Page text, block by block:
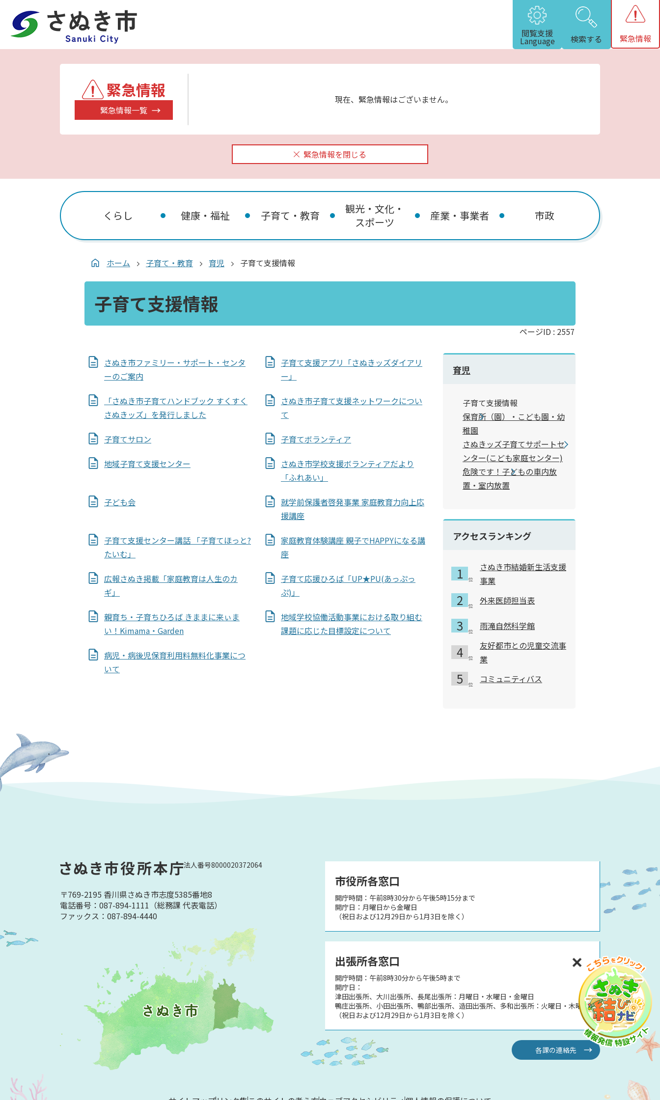
閲覧支援
Language 検索する 緊急情報
緊急情報
緊急情報一覧
現在、緊急情報はございません。
緊急情報を閉じる
くらし 健康・福祉 子育て・教育
観光・文化・
スポーツ
産業・事業者 市政
ホーム 子育て・教育 育児 子育て支援情報
子育て支援情報
ページID : 2557
さぬき市ファミリー・サポート・センタ
ーのご案内
子育て支援アプリ「さぬきッズダイアリ
ー」
「さぬき市子育てハンドブック すくすく
さぬきッズ」を発行しました
さぬき市子育て支援ネットワークについ
て
子育てサロン 子育てボランティア
地域子育て支援センター
さぬき市学校支援ボランティアだより
「ふれあい」
子ども会
就学前保護者啓発事業 家庭教育力向上応
援講座
子育て支援センター講話 「子育てほっと?
たいむ」
家庭教育体験講座 親子でHAPPYになる講
座
広報さぬき掲載「家庭教育は人生のカ
ギ」
子育て応援ひろば「UP★PU(あっぷっ
ぷ)」
親育ち・子育ちひろば きままに来ぃま
い！Kimama・Garden
地域学校協働活動事業における取り組む
課題に応じた目標設定について
病児・病後児保育利用料無料化事業につ
いて
育児
子育て支援情報
保育所（園）・こども園・幼
稚園
さぬきッズ子育てサポートセ
ンター(こども家庭センター)
危険です！子どもの車内放
置・室内放置
アクセスランキング
さぬき市結婚新生活支援
事業
外来医師担当表
雨滝自然科学館
友好都市との児童交流事
業
コミュニティバス
法人番号8000020372064
〒769-2195 香川県さぬき市志度5385番地8
電話番号：087-894-1111 （総務課 代表電話）
ファックス：087-894-4440
市役所各窓口
開庁時間：午前8時30分から午後5時15分まで
開庁日：月曜日から金曜日
（祝日および12月29日から1月3日を除く）
出張所各窓口
開庁時間：午前8時30分から午後5時まで
開庁日：
津田出張所、大川出張所、長尾出張所：月曜日・水曜日・金曜日
鴨庄出張所、小田出張所、鴨部出張所、造田出張所、多和出張所：火曜日・木曜日
（祝日および12月29日から1月3日を除く）
各課の連絡先